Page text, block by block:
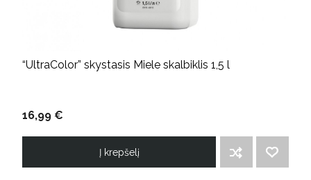
“UltraColor” skystasis Miele skalbiklis 1,5 l
16,99 €
Į krepšelį